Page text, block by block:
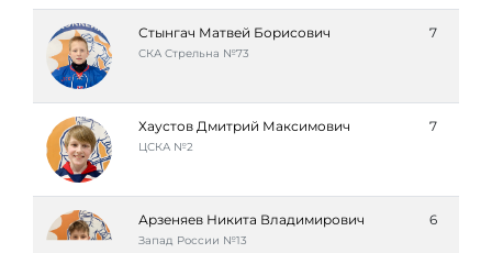
Стынгач Матвей Борисович
СКА Стрельна №73
7
Хаустов Дмитрий Максимович
ЦСКА №2
7
Арзеняев Никита Владимирович
Запад России №13
6